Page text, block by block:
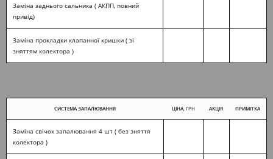
Заміна заднього сальника ( АКПП, повний
привід)
Заміна прокладки клапанної кришки ( зі
зняттям колектора )
СИСТЕМА ЗАПАЛЮВАННЯ ЦІНА, ГРН АКЦІЯ ПРИМІТКА
Заміна свічок запалювання 4 шт ( без зняття
колектора )